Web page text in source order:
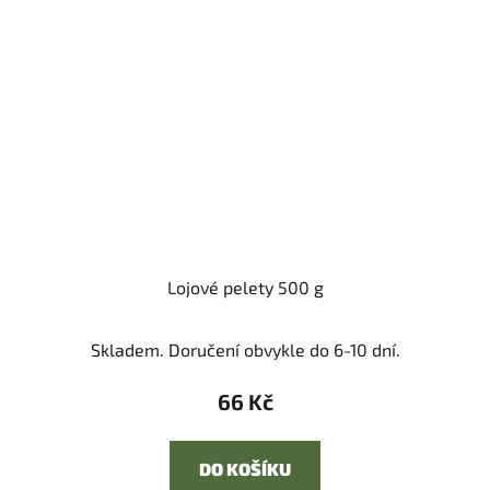
Lojové pelety 500 g
Skladem. Doručení obvykle do 6-10 dní.
66 Kč
DO KOŠÍKU